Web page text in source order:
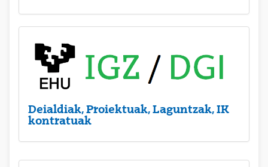
Deialdiak, Proiektuak, Laguntzak, IK
kontratuak